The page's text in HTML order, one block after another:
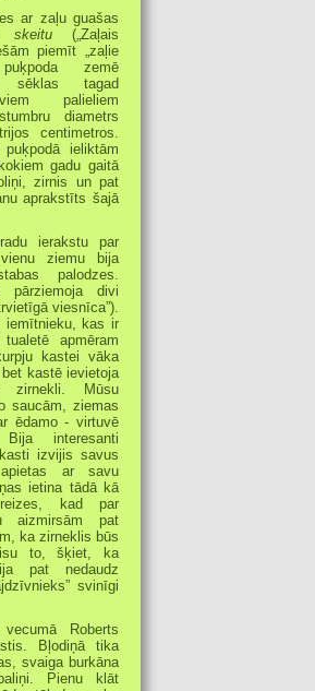
ar zaļu guašas
skeitu („Zaļais
piemīt „zaļie
zemē
sēklas tagad
palieliem
diametrs
centimetros.
ieliktām
gadu gaitā
zirnis un pat
aprakstīts šajā
ierakstu par
ziemu bija
palodzes.
pārziemoja divi
viesnīca”).
iemītnieku, kas ir
apmēram
kastei vāka
kastē ievietoja
zirnekli. Mūsu
saucām, ziemas
ēdamo - virtuvē
Bija interesanti
izvijis savus
ar savu
ietina tādā kā
kad par
aizmirsām pat
ka zirneklis būs
to, šķiet, ka
pat nedaudz
svinīgi
Roberts
Bļodiņā tika
svaiga burkāna
Pienu klāt